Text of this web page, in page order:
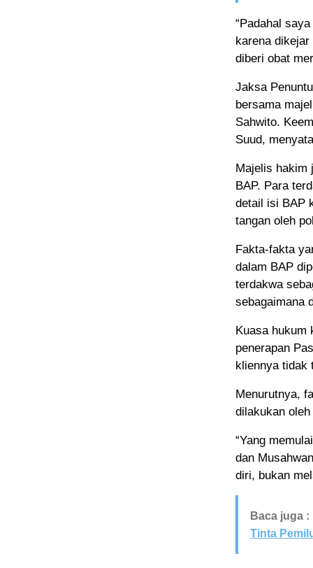
“Padahal
karena
diberi obat
Jaksa
bersama
Sahwito.
Suud,
Majelis hakim
BAP. Para
detail isi BAP
tangan oleh
Fakta-fakta
dalam BAP
terdakwa
sebagaimana
Kuasa hukum
penerapan
kliennya tidak
Menurutnya,
dilakukan
“Yang
dan
diri, bukan
Baca juga :
Tinta